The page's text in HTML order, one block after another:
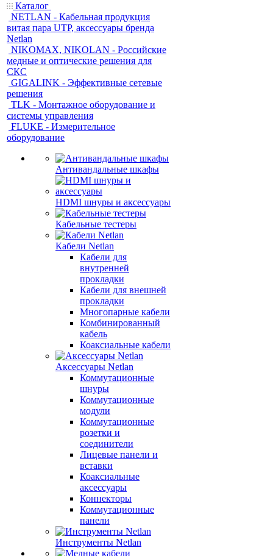
Каталог
NETLAN - Кабельная продукция
витая пара UTP, аксессуары бренда
Netlan
NIKOMAX, NIKOLAN - Российские
медные и оптические решения для
СКС
GIGALINK - Эффективные сетевые
решения
TLK - Монтажное оборудование и
системы управления
FLUKE - Измерительное
оборудование
Антивандальные шкафы
HDMI шнуры и аксессуары
Кабельные тестеры
Кабели Netlan
Кабели для
внутренней
прокладки
Кабели для внешней
прокладки
Многопарные кабели
Комбинированный
кабель
Коаксиальные кабели
Аксессуары Netlan
Коммутационные
шнуры
Коммутационные
модули
Коммутационные
розетки и
соединители
Лицевые панели и
вставки
Коаксиальные
аксессуары
Коннекторы
Коммутационные
панели
Инструменты Netlan